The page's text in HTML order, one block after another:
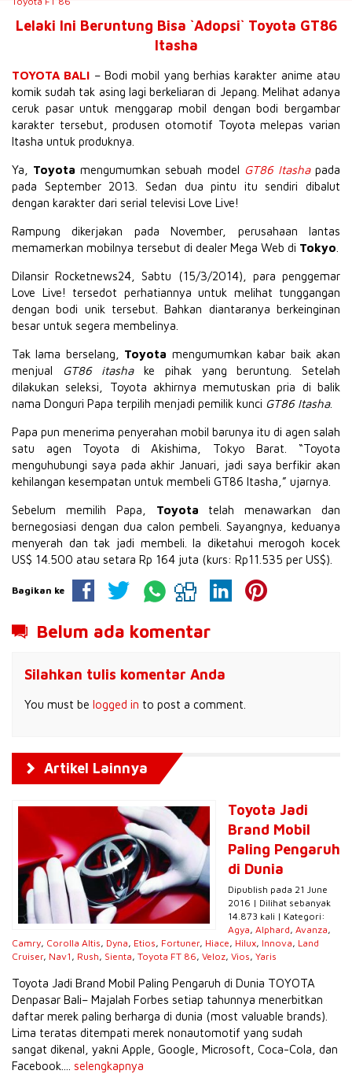
Lelaki Ini Beruntung Bisa `Adopsi` Toyota GT86
Itasha
TOYOTA BALI – Bodi mobil yang berhias karakter anime atau
komik sudah tak asing lagi berkeliaran di Jepang. Melihat adanya
ceruk pasar untuk menggarap mobil dengan bodi bergambar
karakter tersebut, produsen otomotif Toyota melepas varian
Itasha untuk produknya.
Ya, Toyota mengumumkan sebuah model GT86 Itashapada
pada September 2013. Sedan dua pintu itu sendiri dibalut
dengan karakter dari serial televisi Love Live!
Rampung dikerjakan pada November, perusahaan lantas
memamerkan mobilnya tersebut di dealer Mega Web di Tokyo
Dilansir Rocketnews24, Sabtu (15/3/2014), para penggemar
Love Live! tersedot perhatiannya untuk melihat tunggangan
dengan bodi unik tersebut. Bahkan diantaranya berkeinginan
besar untuk segera membelinya.
Tak lama berselang, Toyota mengumumkan kabar baik akan
menjual
GT86 itashake pihak yang beruntung. Setelah
dilakukan seleksi, Toyota akhirnya memutuskan pria di balik
nama Donguri Papa terpilih menjadi pemilik kunci GT86 Itasha.
Papa pun menerima penyerahan mobil barunya itu di agen salah
satu agen Toyota di Akishima, Tokyo Barat. “Toyota
menguhubungi saya pada akhir Januari, jadi saya berfikir akan
kehilangan kesempatan untuk membeli GT86 Itasha,” ujarnya.
Sebelum memilih Papa, Toyota telah menawarkan dan
bernegosiasi dengan dua calon pembeli. Sayangnya, keduanya
menyerah dan tak jadi membeli. Ia diketahui merogoh kocek
US$ 14.500 atau setara Rp 164 juta (kurs: Rp11.535 per US$).
Bagikan ke
Belum ada komentar
Silahkan tulis komentar Anda
You must be logged in to post a comment.
Artikel Lainnya
Toyota Jadi
Brand Mobil
Paling Pengaruh
di Dunia
Dipublish pada 21 June
2016 | Dilihat sebanyak
14.873 kali | Kategori:
Agya, Alphard, Avanza,
Camry, Corolla Altis, Dyna, Etios, Fortuner, Hiace, Hilux, Innova, Land
Cruiser, Nav1 , Rush, Sienta, Toyota FT 86, Veloz, Vios, Yaris
Toyota Jadi Brand Mobil Paling Pengaruh di Dunia TOYOTA
Denpasar Bali– Majalah Forbes setiap tahunnya menerbitkan
daftar merek paling berharga di dunia (most valuable brands).
Lima teratas ditempati merek nonautomotif yang sudah
sangat dikenal, yakni Apple, Google, Microsoft, Coca-Cola, dan
Facebook.... selengkapnya